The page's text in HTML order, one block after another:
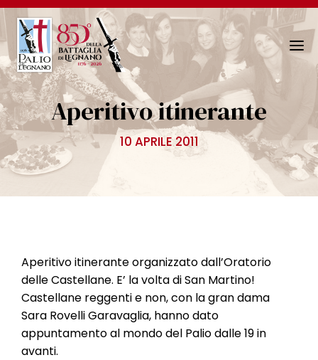
N
g
a
z
i
o
Aperitivo itinerante
10 APRILE 2011
Aperitivo itinerante organizzato dall’Oratorio
delle Castellane. E’ la volta di San Martino!
Castellane reggenti e non, con la gran dama
Sara Rovelli Garavaglia, hanno dato
appuntamento al mondo del Palio dalle 19 in
avanti.